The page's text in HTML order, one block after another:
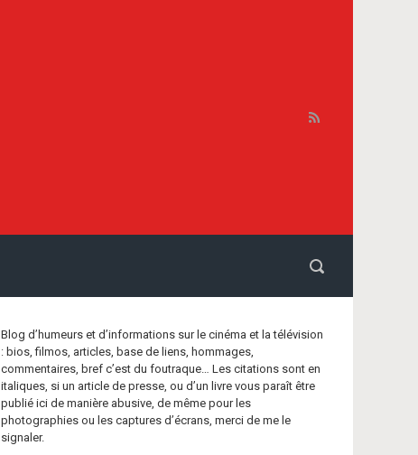
Blog d’humeurs et d’informations sur le cinéma et la télévision
: bios, filmos, articles, base de liens, hommages,
commentaires, bref c’est du foutraque… Les citations sont en
italiques, si un article de presse, ou d’un livre vous paraît être
publié ici de manière abusive, de même pour les
photographies ou les captures d’écrans, merci de me le
signaler.